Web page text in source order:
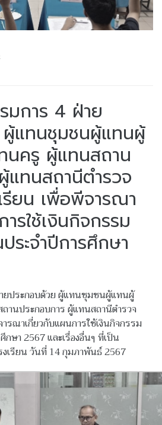
มการ 4 ฝ่าย
แทนชุมชนผู้แทนผู้
นครู ผู้แทนสถาน
แทนสถานีตำรวจ
รียน เพื่อพีจารณา
รใช้เงินกิจกรรม
ะจำปีการศึกษา
ยประกอบด้วย ผู้แทนชุมชนผู้แทนผู้
านประกอบการ ผู้แทนสถานีตำรวจ
รณาเกี่ยวกับแผนการใช้เงินกิจกรรม
ษา 2567 และเรื่องอื่นๆ ที่เป็น
เรียน วันที่ 14 กุมภาพันธ์ 2567